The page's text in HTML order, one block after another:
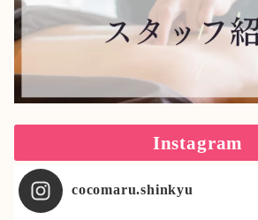
Instagram
cocomaru.shinkyu